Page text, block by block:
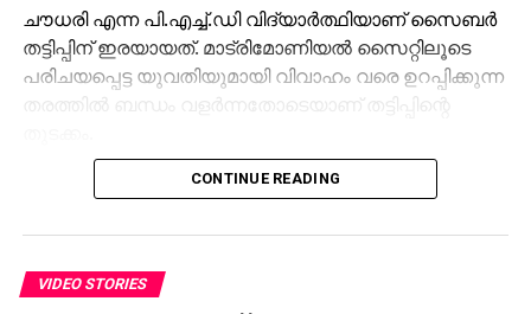
ചൗധരി എന്ന പി.എച്ച്.ഡി വിദ്യാര്‍ത്ഥിയാണ് സൈബര്‍
തട്ടിപ്പിന് ഇരയായത്. മാട്രിമോണിയല്‍ സൈറ്റിലൂടെ
പരിചയപ്പെട്ട യുവതിയുമായി വിവാഹം വരെ ഉറപ്പിക്കുന്ന
തരത്തില്‍ ബന്ധം വളര്‍ന്നതോടെയാണ് തട്ടിപ്പിന്റെ
സംഭാഷണത്തിനിടയില്‍, യുവതി ജലന്ധറിലും ഡല്‍ഹി
ബിസിനസില്‍ ഏര്‍പ്പെട്ടിരിക്കുന്നുവെന്ന് പറഞ്ഞ്
വിശ്വാസം നേടിയെടുത്തു. പിന്നാലെ അഭിഷേകിനെ
ഫോറെക്സ് ട്രേഡിംഗിലേക്ക് പരിചയപ്പെടുത്തി.
CONTINUE READING
VIDEO STORIES